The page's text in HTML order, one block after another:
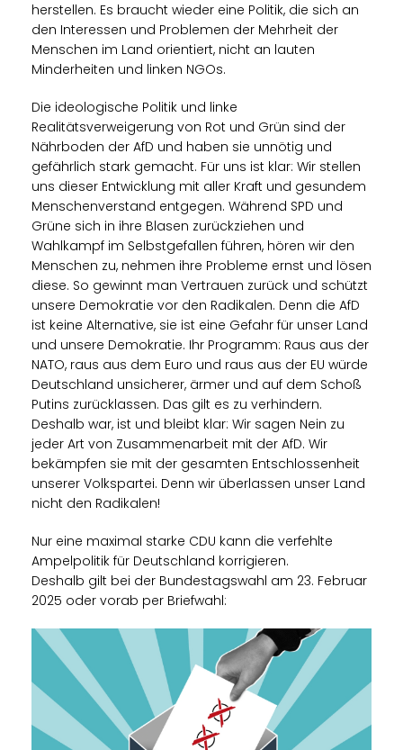
herstellen. Es braucht wieder eine Politik, die sich an
den Interessen und Problemen der Mehrheit der
Menschen im Land orientiert, nicht an lauten
Minderheiten und linken NGOs.
Die ideologische Politik und linke
Realitätsverweigerung von Rot und Grün sind der
Nährboden der AfD und haben sie unnötig und
gefährlich stark gemacht. Für uns ist klar: Wir stellen
uns dieser Entwicklung mit aller Kraft und gesundem
Menschenverstand entgegen. Während SPD und
Grüne sich in ihre Blasen zurückziehen und
Wahlkampf im Selbstgefallen führen, hören wir den
Menschen zu, nehmen ihre Probleme ernst und lösen
diese. So gewinnt man Vertrauen zurück und schützt
unsere Demokratie vor den Radikalen. Denn die AfD
ist keine Alternative, sie ist eine Gefahr für unser Land
und unsere Demokratie. Ihr Programm: Raus aus der
NATO, raus aus dem Euro und raus aus der EU würde
Deutschland unsicherer, ärmer und auf dem Schoß
Putins zurücklassen. Das gilt es zu verhindern.
Deshalb war, ist und bleibt klar: Wir sagen Nein zu
jeder Art von Zusammenarbeit mit der AfD. Wir
bekämpfen sie mit der gesamten Entschlossenheit
unserer Volkspartei. Denn wir überlassen unser Land
nicht den Radikalen!
Nur eine maximal starke CDU kann die verfehlte
Ampelpolitik für Deutschland korrigieren.
Deshalb gilt bei der Bundestagswahl am 23. Februar
2025 oder vorab per Briefwahl: